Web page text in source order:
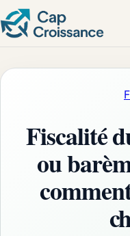
Fiscalité
ou